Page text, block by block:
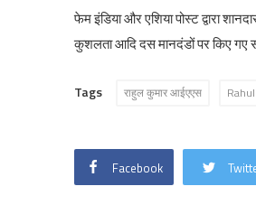
फेम इंडिया और एशिया पोस्ट द्वारा
कुशलता आदि दस मानदंडों पर किए गए
Tags राहुल कुमार आईएएस
Facebook